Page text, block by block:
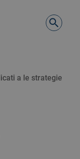
a le strategie